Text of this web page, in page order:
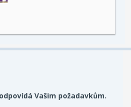
Vašim požadavkům.